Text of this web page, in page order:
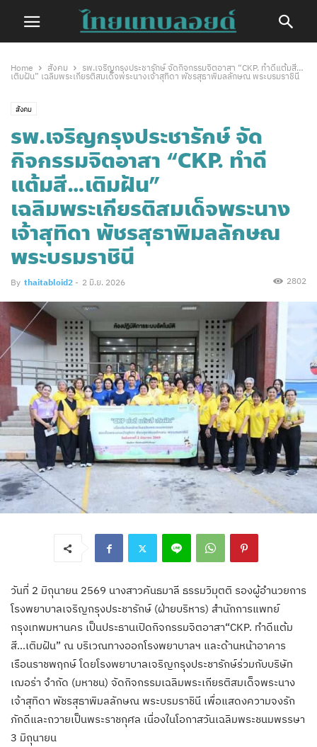
Home สังคม
รพ.เจริญกรุงประชารักษ์ จัดกิจกรรมจิตอาสา “CKP. ทำดีแต้มสี…
เติมฝัน” เฉลิมพระเกียรติสมเด็จพระนางเจ้าสุทิดา พัชรสุธาพิมลลักษณ พระบรมราชินี
สังคม
รพ.เจริญกรุงประชารักษ์ จัด
กิจกรรมจิตอาสา “CKP. ทำดี
แต้มสี…เติมฝัน”
เฉลิมพระเกียรติสมเด็จพระนาง
เจ้าสุทิดา พัชรสุธาพิมลลักษณ
พระบรมราชินี
By thaitabloid2 - 2 มิ.ย. 2026 2802
วันที่ 2 มิถุนายน 2569 นางสาวคันธมาลี ธรรมวิมุตติ รองผู้อำนวยการ
โรงพยาบาลเจริญกรุงประชารักษ์ (ฝ่ายบริหาร) สำนักการแพทย์
กรุงเทพมหานคร เป็นประธานเปิดกิจกรรมจิตอาสา“CKP. ทำดีแต้ม
สี…เติมฝัน” ณ บริเวณทางออกโรงพยาบาลฯ และด้านหน้าอาคาร
เรือนราชพฤกษ์ โดยโรงพยาบาลเจริญกรุงประชารักษ์ร่วมกับบริษัท
เฌอร่า จำกัด (มหาชน) จัดกิจกรรมเฉลิมพระเกียรติสมเด็จพระนาง
เจ้าสุทิดา พัชรสุธาพิมลลักษณ พระบรมราชินี เพื่อแสดงความจงรัก
ภักดีและถวายเป็นพระราชกุศล เนื่องในโอกาสวันเฉลิมพระชนมพรรษา
3 มิถุนายน